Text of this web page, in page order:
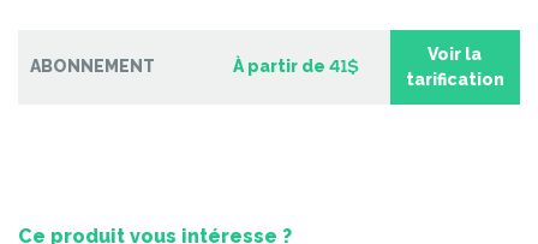
ABONNEMENT À partir de 41$
Voir la
tarification
Ce produit vous intéresse ?